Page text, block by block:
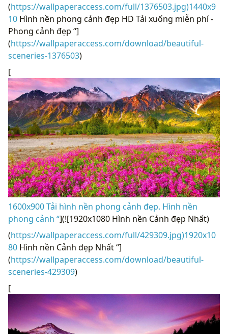
(https://wallpaperaccess.com/full/1376503.jpg)1440x9
10 Hình nền phong cảnh đẹp HD Tải xuống miễn phí -
Phong cảnh đẹp “]
(https://wallpaperaccess.com/download/beautiful-
sceneries-1376503)
[
1600x900 Tải hình nền phong cảnh đẹp. Hình nền
phong cảnh “](![1920x1080 Hình nền Cảnh đẹp Nhất)
(https://wallpaperaccess.com/full/429309.jpg)1920x10
80 Hình nền Cảnh đẹp Nhất “]
(https://wallpaperaccess.com/download/beautiful-
sceneries-429309)
[